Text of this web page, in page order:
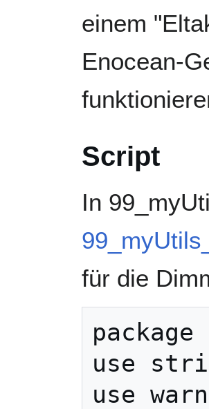
einem
Enocean-
Script
In
für die
use
use